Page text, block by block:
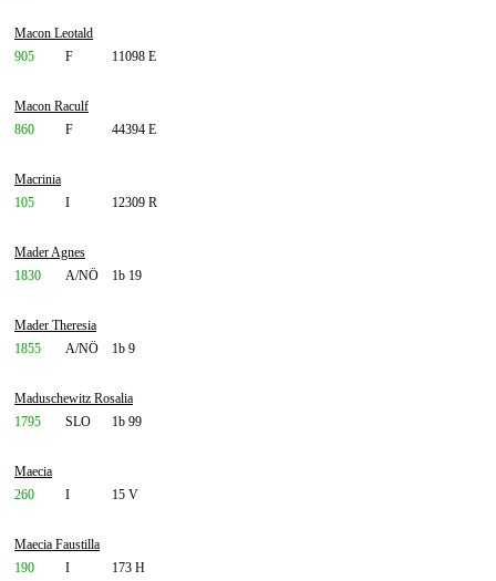
Macon Leotald
905
F 11098 E
Macon Raculf
860
F 44394 E
Macrinia
105
I 12309 R
Mader Agnes
1830
A/NÖ 1b 19
Mader Theresia
1855
A/NÖ 1b 9
Maduschewitz Rosalia
1795
SLO 1b 99
Maecia
260
I 15 V
Maecia Faustilla
190
I 173 H